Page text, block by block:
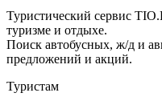
Туристический сервис
туризме и отдыхе.
Поиск автобусных, ж/д и
предложений и акций.
Туристам